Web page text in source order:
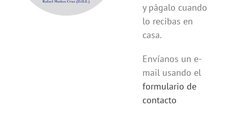
y págalo cuando
lo recibas en
casa.
Envíanos un e-
mail usando el
formulario de
contacto